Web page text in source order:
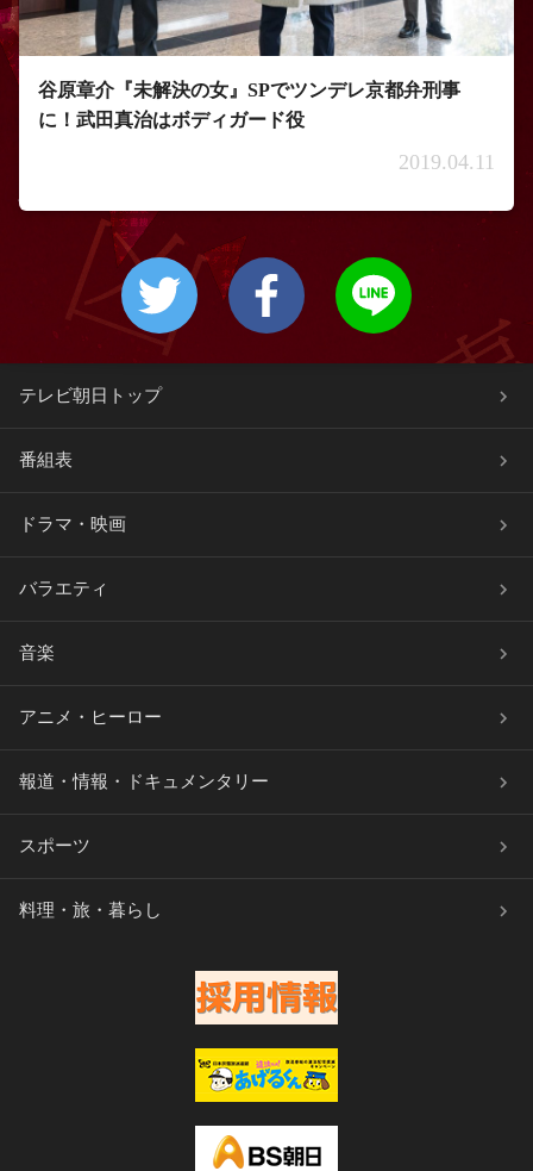
谷原章介『未解決の女』SPでツンデレ京都弁刑事
に！武田真治はボディガード役
2019.04.11
テレビ朝日トップ
番組表
ドラマ・映画
バラエティ
音楽
アニメ・ヒーロー
報道・情報・ドキュメンタリー
スポーツ
料理・旅・暮らし